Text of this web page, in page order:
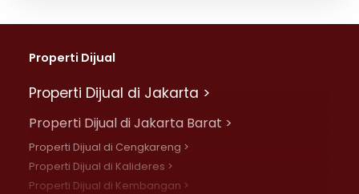
Properti Dijual
Properti Dijual di Jakarta >
Properti Dijual di Jakarta Barat >
Properti Dijual di Cengkareng >
Properti Dijual di Kalideres >
Properti Dijual di Kembangan >